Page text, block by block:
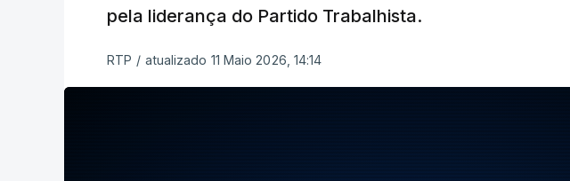
pela liderança do Partido Trabalhista.
RTP / atualizado 11 Maio 2026, 14:14